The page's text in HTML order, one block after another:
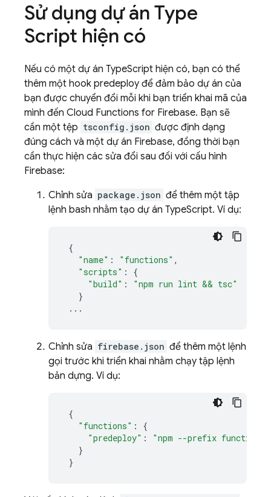
Sử dụng dự án Type
Script hiện có
Nếu có một dự án TypeScript hiện có, bạn có thể
thêm một hook predeploy để đảm bảo dự án của
bạn được chuyển đổi mỗi khi bạn triển khai mã của
mình đến Cloud Functions for Firebase. Bạn sẽ
cần một tệp tsconfig.json được định dạng
đúng cách và một dự án Firebase, đồng thời bạn
cần thực hiện các sửa đổi sau đối với cấu hình
Firebase:
Chỉnh sửa package.json để thêm một tập
lệnh bash nhằm tạo dự án TypeScript. Ví dụ:
{
"name" : "functions" ,
"scripts" :
{
"build" :
"npm run lint && tsc"
}
...
Chỉnh sửa firebase.json để thêm một lệnh
gọi trước khi triển khai nhằm chạy tập lệnh
bản dựng. Ví dụ:
{
"functions" :
{
"predeploy" :
"npm --prefix functions
}
}